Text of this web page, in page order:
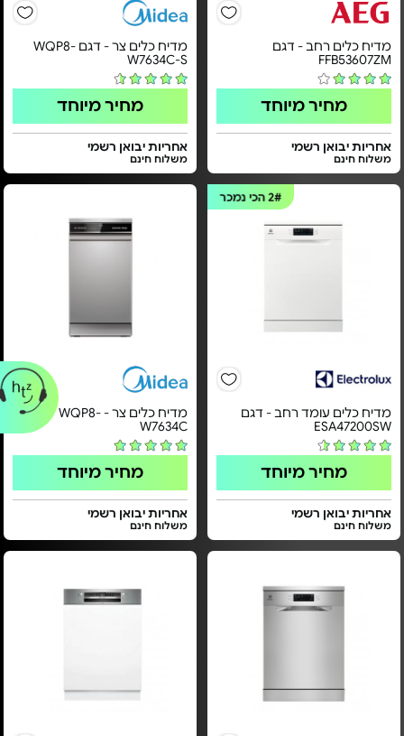
מדיח כלים רחב - דגם
FFB53607ZM
מחיר מיוחד
אחריות יבואן רשמי
משלוח חינם
מדיח כלים צר - דגם WQP8-
W7634C-S
מחיר מיוחד
אחריות יבואן רשמי
משלוח חינם
2#הכי נמכר
מדיח כלים עומד רחב - דגם
ESA47200SW
מחיר מיוחד
אחריות יבואן רשמי
משלוח חינם
מדיח כלים צר - WQP8-
W7634C
מחיר מיוחד
אחריות יבואן רשמי
משלוח חינם